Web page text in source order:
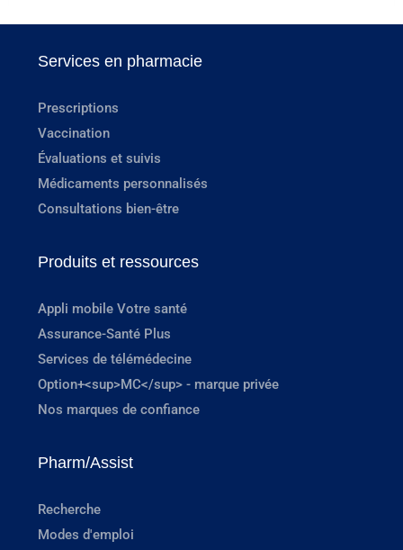
Services en pharmacie
Prescriptions
Vaccination
Évaluations et suivis
Médicaments personnalisés
Consultations bien-être
Produits et ressources
Appli mobile Votre santé
Assurance-Santé Plus
Services de télémédecine
Option+<sup>MC</sup> - marque privée
Nos marques de confiance
Pharm/Assist
Recherche
Modes d'emploi